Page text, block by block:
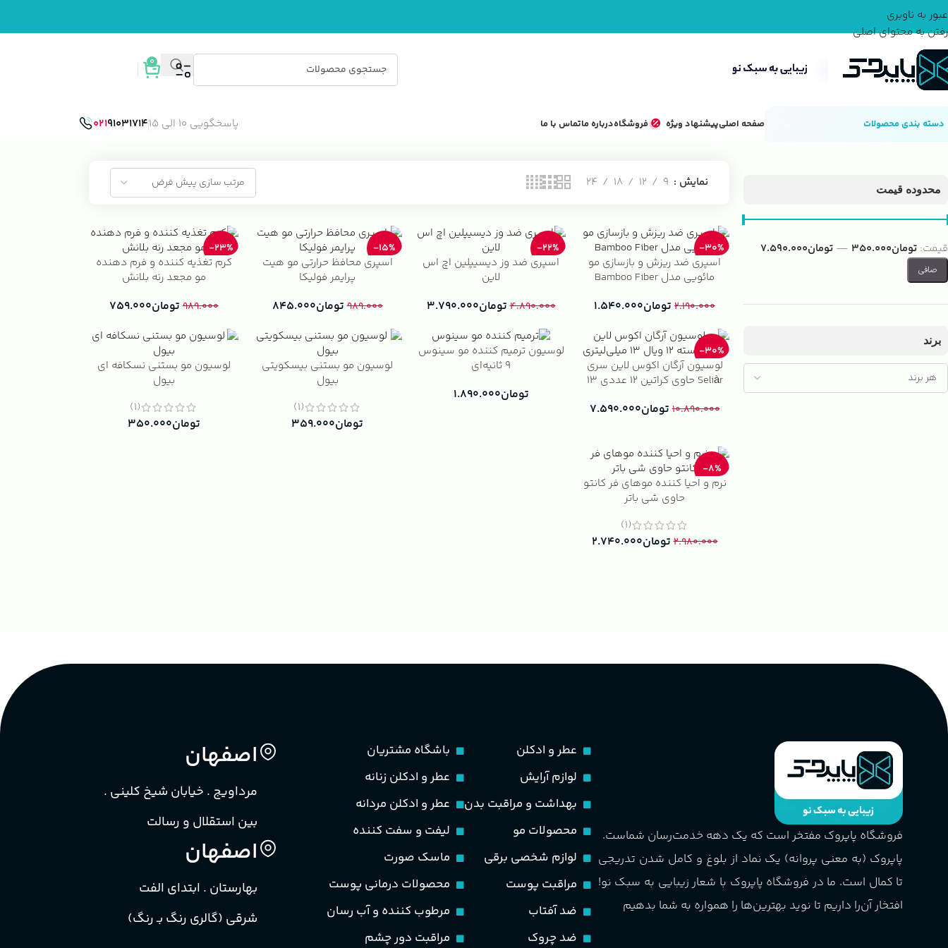
عبور به ناوبری
رفتن به محتوای اصلی
0
دسته بندی محصولات صفحه اصلیپیشنهاد ویژه فروشگاهدرباره ماتماس با ما پاسخگویی 10 الی 15 02191031714
محدوده قیمت
صافی
قيمت: تومان350.000 — تومان7.590.000
برند
نمایش 9
12
18
24
-30%
اسپری ضد ریزش و بازسازی مو
مائویی مدل Bamboo Fiber
۲.۱۹۰.۰۰۰ تومان۱.۵۴۰.۰۰۰
-22%
اسپری ضد وز دیسیپلین اچ اس
لاین
۴.۸۹۰.۰۰۰ تومان۳.۷۹۰.۰۰۰
-15%
اسپری محافظ حرارتی مو هیت
پرایمر فولیکا
۹۸۹.۰۰۰ تومان۸۴۵.۰۰۰
-23%
کرم تغذیه کننده و فرم دهنده
مو مجعد رنه بلانش
۹۸۹.۰۰۰ تومان۷۵۹.۰۰۰
-30%
لوسیون آرگان اکوس لاین سری
Seliàr حاوی کراتین ۱۲ عددی ۱۳
۱۰.۸۹۰.۰۰۰ تومان۷.۵۹۰.۰۰۰
لوسیون ترمیم کننده مو سینوس
9 ثانیه‌ای
تومان۱.۸۹۰.۰۰۰
لوسیون مو بستنی بیسکویتی
بیول
(1)
تومان۳۵۹.۰۰۰
لوسیون مو بستنی نسکافه ای
بیول
(1)
تومان۳۵۰.۰۰۰
-8%
نرم و احیا کننده موهای فر کانتو
حاوی شی باتر
(1)
۲.۹۸۰.۰۰۰ تومان۲.۷۴۰.۰۰۰
فروشگاه پاپروک مفتخر است که یک دهه خدمت‌رسان شماست.
پاپروک (به معنی پروانه) یک نماد از بلوغ و کامل شدن تدریجی
تا کمال است. ما در فروشگاه پاپروک با شعار زیبایی به سبک نو!
افتخار آن‌را داریم تا نوید بهترین‌ها را همواره به شما بدهیم
عطر و ادکلن
لوازم آرایش
بهداشت و مراقبت بدن
محصولات مو
لوازم شخصی برقی
مراقبت پوست
ضد آفتاب
ضد چروک
باشگاه مشتریان
عطر و ادکلن زنانه
عطر و ادکلن مردانه
لیفت و سفت کننده
ماسک صورت
محصولات درمانی پوست
مرطوب کننده و آب رسان
مراقبت دور چشم
اصفهان
مرداویج . خیابان شیخ کلینی .
بین استقلال و رسالت
اصفهان
بهارستان . ابتدای الفت
شرقی (گالری رنگ بـ رنگ)